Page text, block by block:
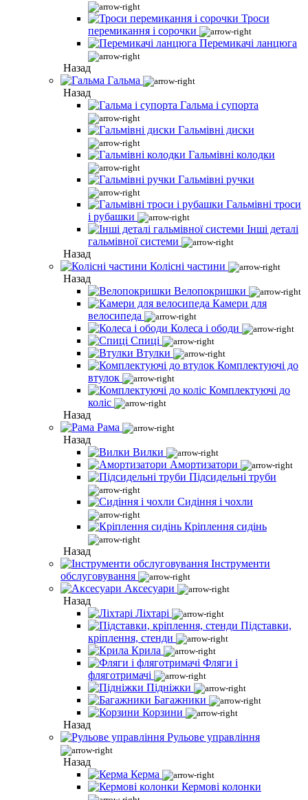
Троси
перемикання і сорочки
Перемикачі ланцюга
Назад
Гальма
Назад
Гальма і супорта
Гальмівні диски
Гальмівні колодки
Гальмівні ручки
Гальмівні троси
і рубашки
Інші деталі
гальмівної системи
Назад
Колісні частини
Назад
Велопокришки
Камери для
велосипеда
Колеса і ободи
Спиці
Втулки
Комплектуючі до
втулок
Комплектуючі до
коліс
Назад
Рама
Назад
Вилки
Амортизатори
Підсидельні труби
Сидіння і чохли
Кріплення сидінь
Назад
Інструменти
обслуговування
Аксесуари
Назад
Ліхтарі
Підставки,
кріплення, стенди
Крила
Фляги і
фляготримачі
Підніжки
Багажники
Корзини
Назад
Рульове управління
Назад
Керма
Кермові колонки